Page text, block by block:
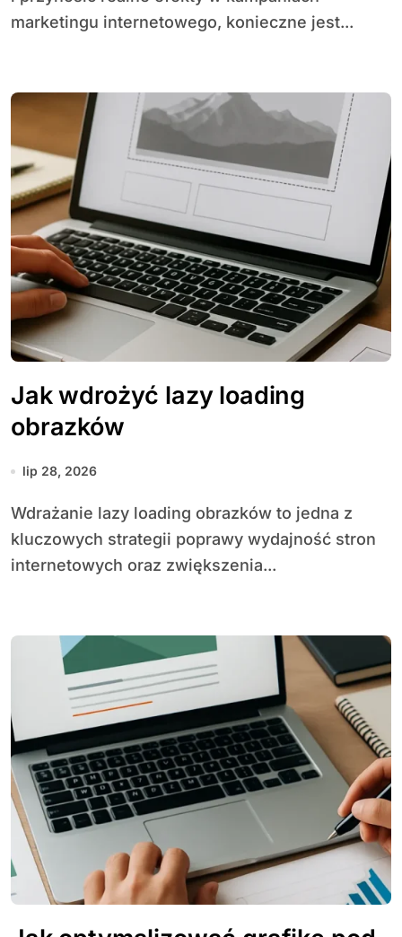
marketingu internetowego, konieczne jest...
Jak wdrożyć lazy loading
obrazków
lip 28, 2026
Wdrażanie lazy loading obrazków to jedna z
kluczowych strategii poprawy wydajność stron
internetowych oraz zwiększenia...